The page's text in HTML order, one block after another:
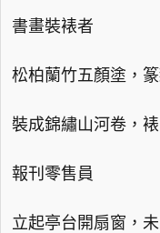
書畫裝裱者
松柏蘭竹五顏塗，
裝成錦繡山河卷，
報刊零售員
立起亭台開扇窗，